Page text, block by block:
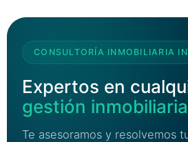
CONSULTORÍA INMOBILIARIA
Expertos en
gestión inmobiliaria
Te asesoramos y resolvemos